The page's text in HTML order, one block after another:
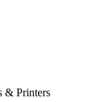
& Printers